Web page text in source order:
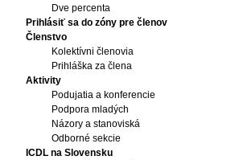
Dve percenta
Prihlásiť sa do zóny pre členov
Členstvo
Kolektívni členovia
Prihláška za člena
Aktivity
Podujatia a konferencie
Podpora mladých
Názory a stanoviská
Odborné sekcie
ICDL na Slovensku